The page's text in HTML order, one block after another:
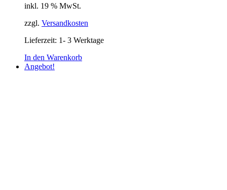
war:
ist:
inkl. 19 % MwSt.
zzgl. Versandkosten
Lieferzeit: 1- 3 Werktage
In den Warenkorb
Angebot!